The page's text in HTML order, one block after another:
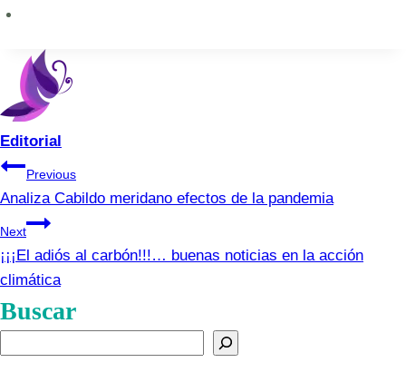
Editorial
Navegación
de
entradas
Previous
Analiza Cabildo meridano efectos de la pandemia
Next
¡¡¡El adiós al carbón!!!… buenas noticias en la acción
climática
Buscar